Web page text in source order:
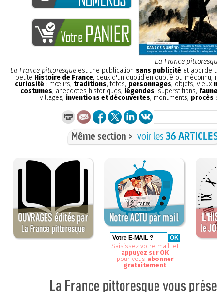
La France
La France pittoresque est une publication sans publicité et aborde
petite Histoire de France, ceux d'un quotidien oublié ou méconnu,
curiosité : mœurs, traditions, fêtes, personnages, objets, vieux
costumes, anecdotes historiques, légendes, superstitions,
villages, inventions et découvertes, monuments, procès
Même section > voir les36
Saisissez votre mail, et
appuyez sur OK
pour vous abonner
gratuitement